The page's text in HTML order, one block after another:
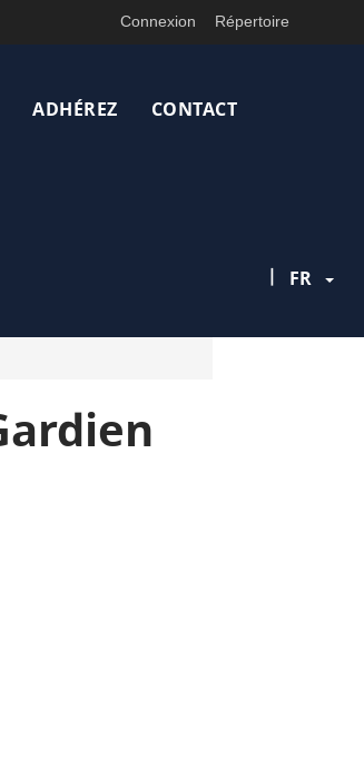
Connexion Répertoire
ADHÉREZ CONTACT
| FR